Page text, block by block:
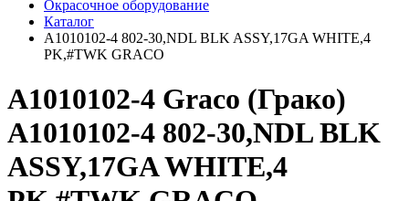
Окрасочное оборудование
Каталог
A1010102-4 802-30,NDL BLK ASSY,17GA WHITE,4
PK,#TWK GRACO
A1010102-4 Graco (Грако)
A1010102-4 802-30,NDL BLK
ASSY,17GA WHITE,4